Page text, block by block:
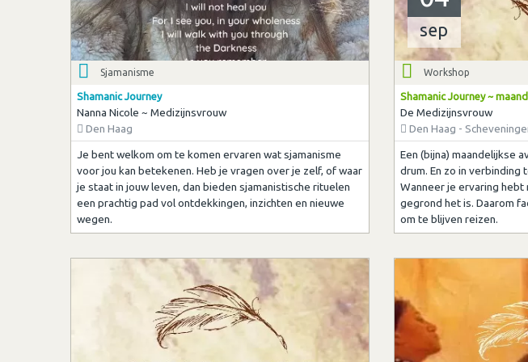
Sjamanisme
Shamanic Journey
Nanna Nicole ~ Medizijnsvrouw
Den Haag
Je bent welkom om te komen ervaren wat sjamanisme
voor jou kan betekenen. Heb je vragen over je zelf, of waar
je staat in jouw leven, dan bieden sjamanistische rituelen
een prachtig pad vol ontdekkingen, inzichten en nieuwe
wegen.
sep
Workshop
Shamanic Journey ~
De Medizijnsvrouw
Den Haag -
Een (bijna) maandelijkse
drum. En zo in verbinding
Wanneer je ervaring
gegrond het is. Daarom
om te blijven reizen.